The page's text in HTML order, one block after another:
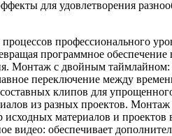
для удовлетворения
профессионального
программное обеспечение
Монтаж с двойным таймлайном:
переключение между
клипов для
из разных проектов.
материалов и проектов
видео: обеспечивает